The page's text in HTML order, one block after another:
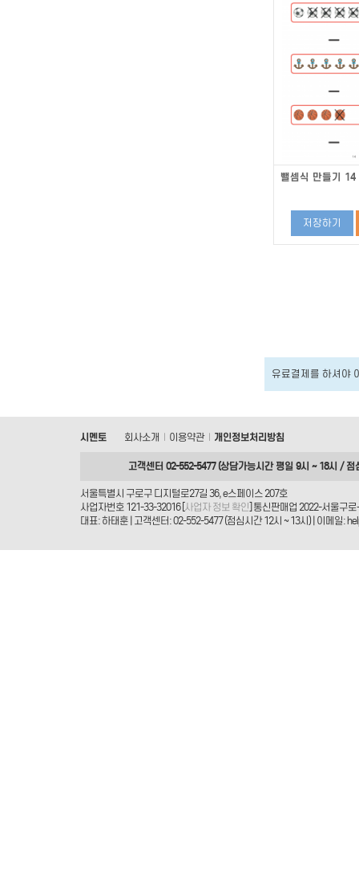
뺄셈식 만들기 14
저장하기
유료결제를 하셔야
시멘토 회사소개 이용약관 개인정보처리방침
고객센터 02-552-5477 (상담가능시간 평일 9시 ~ 18시 / 점
서울특별시 구로구 디지털로27길 36, e스페이스 207호
사업자번호 121-33-32016 [ 사업자 정보 확인 ] 통신판매업 2022-서울구
대표: 하태훈 | 고객센터: 02-552-5477 (점심시간 12시 ~ 13시) | 이메일: